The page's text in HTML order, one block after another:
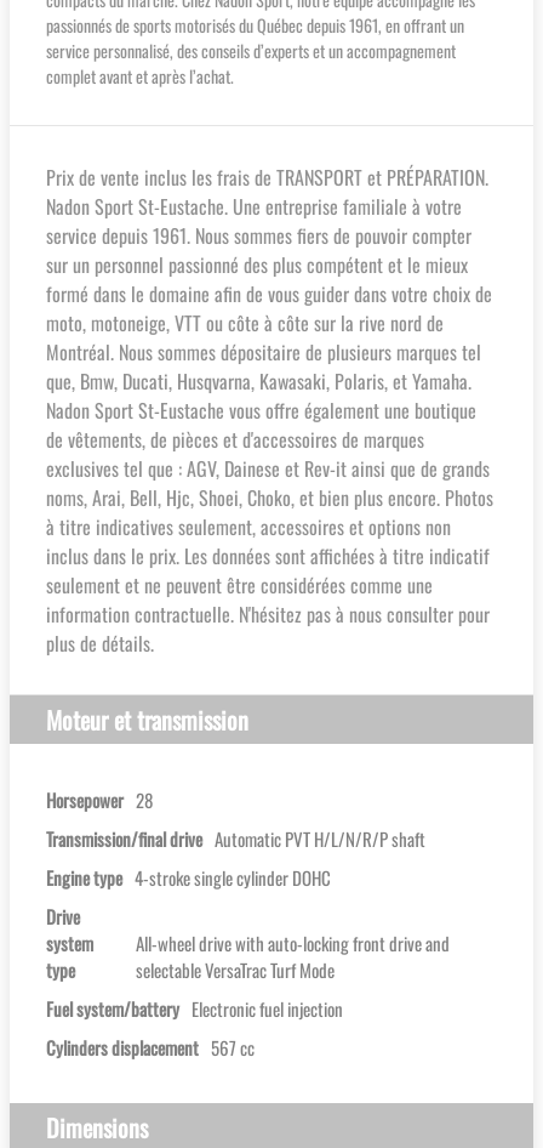
passionnés de sports motorisés du Québec depuis 1961, en offrant un
service personnalisé, des conseils d’experts et un accompagnement
complet avant et après l’achat.
Prix de vente inclus les frais de TRANSPORT et PRÉPARATION.
Nadon Sport St-Eustache. Une entreprise familiale à votre
service depuis 1961. Nous sommes fiers de pouvoir compter
sur un personnel passionné des plus compétent et le mieux
formé dans le domaine afin de vous guider dans votre choix de
moto, motoneige, VTT ou côte à côte sur la rive nord de
Montréal. Nous sommes dépositaire de plusieurs marques tel
que, Bmw, Ducati, Husqvarna, Kawasaki, Polaris, et Yamaha.
Nadon Sport St-Eustache vous offre également une boutique
de vêtements, de pièces et d'accessoires de marques
exclusives tel que : AGV, Dainese et Rev-it ainsi que de grands
noms, Arai, Bell, Hjc, Shoei, Choko, et bien plus encore. Photos
à titre indicatives seulement, accessoires et options non
inclus dans le prix. Les données sont affichées à titre indicatif
seulement et ne peuvent être considérées comme une
information contractuelle. N'hésitez pas à nous consulter pour
plus de détails.
Moteur et transmission
Horsepower 28
Transmission/final drive Automatic PVT H/L/N/R/P shaft
Engine type 4-stroke single cylinder DOHC
Drive
system
type
All-wheel drive with auto-locking front drive and
selectable VersaTrac Turf Mode
Fuel system/battery Electronic fuel injection
Cylinders displacement 567 cc
Dimensions